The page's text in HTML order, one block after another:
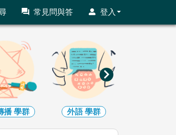
常見問與答 登入
學群 文史哲學群